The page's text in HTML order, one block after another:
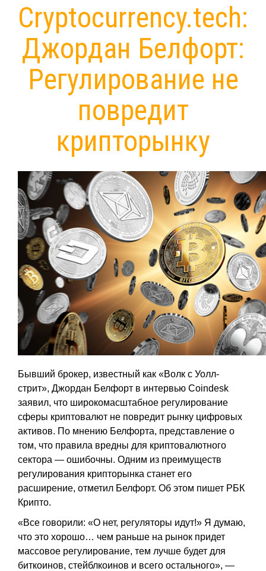
Сryptocurrency.tech:
Джордан Белфорт:
Регулирование не
повредит
крипторынку
Бывший брокер, известный как «Волк с Уолл-
стрит», Джордан Белфорт в интервью Coindesk
заявил, что широкомасштабное регулирование
сферы криптовалют не повредит рынку цифровых
активов. По мнению Белфорта, представление о
том, что правила вредны для криптовалютного
сектора — ошибочны. Одним из преимуществ
регулирования крипторынка станет его
расширение, отметил Белфорт. Об этом пишет РБК
Крипто.
«Все говорили: «О нет, регуляторы идут!» Я думаю,
что это хорошо… чем раньше на рынок придет
массовое регулирование, тем лучше будет для
биткоинов, стейблкоинов и всего остального», —